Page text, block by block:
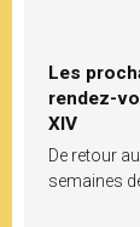
Les
rendez-
XIV
De retour
semaines